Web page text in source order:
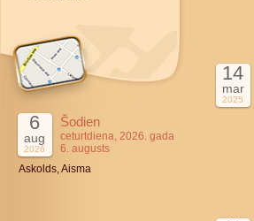
6
aug
2026
Šodien
ceturtdiena, 2026. gada
6. augusts
Askolds, Aisma
14
mar
2025